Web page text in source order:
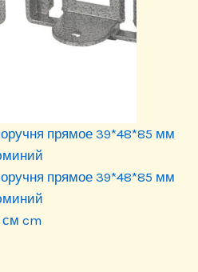
прямое 39*48*85 мм
прямое 39*48*85 мм
см cm